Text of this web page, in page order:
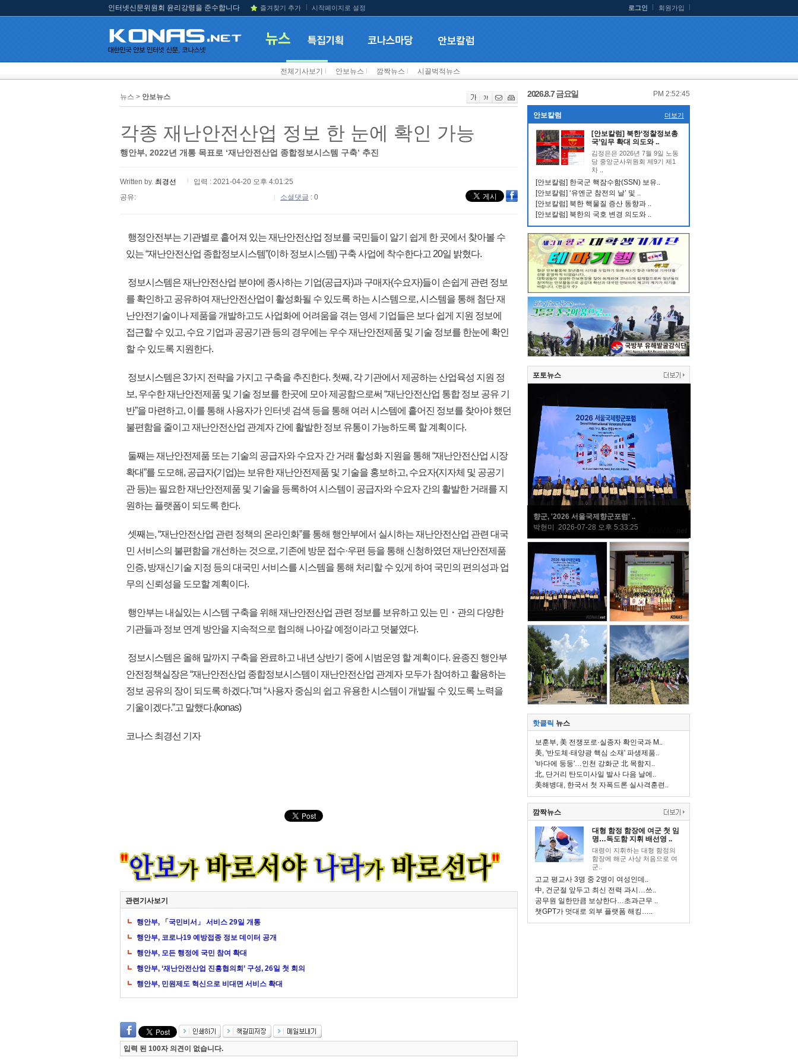
인터넷신문위원회 윤리강령을 준수합니다 즐겨찾기 추가 시작페이지로 설정 로그인 회원가입
전체기사보기 안보뉴스 깜짝뉴스 시끌벅적뉴스
뉴스 > 안보뉴스
각종 재난안전산업 정보 한 눈에 확인 가능
행안부, 2022년 개통 목표로 ‘재난안전산업 종합정보시스템 구축’ 추진
Written by. 최경선
입력 : 2021-04-20 오후 4:01:25
공유:
소셜댓글 : 0
행정안전부는 기관별로 흩어져 있는 재난안전산업 정보를 국민들이 알기 쉽게 한 곳에서 찾아볼 수
있는 “재난안전산업 종합정보시스템”(이하 정보시스템) 구축 사업에 착수한다고 20일 밝혔다.
정보시스템은 재난안전산업 분야에 종사하는 기업(공급자)과 구매자(수요자)들이 손쉽게 관련 정보
를 확인하고 공유하여 재난안전산업이 활성화될 수 있도록 하는 시스템으로, 시스템을 통해 첨단 재
난안전기술이나 제품을 개발하고도 사업화에 어려움을 겪는 영세 기업들은 보다 쉽게 지원 정보에
접근할 수 있고, 수요 기업과 공공기관 등의 경우에는 우수 재난안전제품 및 기술 정보를 한눈에 확인
할 수 있도록 지원한다.
정보시스템은 3가지 전략을 가지고 구축을 추진한다. 첫째, 각 기관에서 제공하는 산업육성 지원 정
보, 우수한 재난안전제품 및 기술 정보를 한곳에 모아 제공함으로써 “재난안전산업 통합 정보 공유 기
반”을 마련하고, 이를 통해 사용자가 인터넷 검색 등을 통해 여러 시스템에 흩어진 정보를 찾아야 했던
불편함을 줄이고 재난안전산업 관계자 간에 활발한 정보 유통이 가능하도록 할 계획이다.
둘째는 재난안전제품 또는 기술의 공급자와 수요자 간 거래 활성화 지원을 통해 “재난안전산업 시장
확대”를 도모해, 공급자(기업)는 보유한 재난안전제품 및 기술을 홍보하고, 수요자(지자체 및 공공기
관 등)는 필요한 재난안전제품 및 기술을 등록하여 시스템이 공급자와 수요자 간의 활발한 거래를 지
원하는 플랫폼이 되도록 한다.
셋째는, “재난안전산업 관련 정책의 온라인화”를 통해 행안부에서 실시하는 재난안전산업 관련 대국
민 서비스의 불편함을 개선하는 것으로, 기존에 방문 접수·우편 등을 통해 신청하였던 재난안전제품
인증, 방재신기술 지정 등의 대국민 서비스를 시스템을 통해 처리할 수 있게 하여 국민의 편의성과 업
무의 신뢰성을 도모할 계획이다.
행안부는 내실있는 시스템 구축을 위해 재난안전산업 관련 정보를 보유하고 있는 민・관의 다양한
기관들과 정보 연계 방안을 지속적으로 협의해 나아갈 예정이라고 덧붙였다.
정보시스템은 올해 말까지 구축을 완료하고 내년 상반기 중에 시범운영 할 계획이다. 윤종진 행안부
안전정책실장은 “재난안전산업 종합정보시스템이 재난안전산업 관계자 모두가 참여하고 활용하는
정보 공유의 장이 되도록 하겠다.”며 “사용자 중심의 쉽고 유용한 시스템이 개발될 수 있도록 노력을
기울이겠다.”고 말했다.(konas)
코나스 최경선 기자
관련기사보기
행안부, 「국민비서」 서비스 29일 개통
행안부, 코로나19 예방접종 정보 데이터 공개
행안부, 모든 행정에 국민 참여 확대
행안부, ‘재난안전산업 진흥협의회’ 구성, 26일 첫 회의
행안부, 민원제도 혁신으로 비대면 서비스 확대
입력 된 100자 의견이 없습니다.
2026.8.7 금요일 PM 2:52:46
안보칼럼 더보기
[안보칼럼] 북한‘정찰정보총
국’임무 확대 의도와 ..
김정은은 2026년 7월 9일 노동
당 중앙군사위원회 제9기 제1
차 ..
[안보칼럼] 한국군 핵잠수함(SSN) 보유..
[안보칼럼] ‘유엔군 참전의 날’ 및 ..
[안보칼럼] 북한 핵물질 증산 동향과 ..
[안보칼럼] 북한의 국호 변경 의도와 ..
포토뉴스
향군, '2026 서울국제향군포럼' ..
박현미 2026-07-28 오후 5:33:25
핫클릭 뉴스
보훈부, 美 전쟁포로·실종자 확인국과 M..
美, '반도체·태양광 핵심 소재' 파생제품..
'바다에 둥둥'…인천 강화군 北 목함지..
北, 단거리 탄도미사일 발사 다음 날에..
美해병대, 한국서 첫 자폭드론 실사격훈련..
깜짝뉴스
대형 함정 함장에 여군 첫 임
명…독도함 지휘 배선영 ..
대령이 지휘하는 대형 함정의
함장에 해군 사상 처음으로 여
군..
고교 평교사 3명 중 2명이 여성인데..
中, 건군절 앞두고 최신 전력 과시…쓰..
공무원 일한만큼 보상한다…초과근무 ..
챗GPT가 멋대로 외부 플랫폼 해킹…..